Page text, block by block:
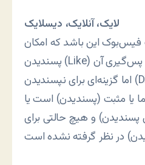
لایک، آنلایک، دیسلایک
این باشد که امکان
پسندیدن (Like) یا باز پس‌گیری آن (Unlike) وجود دارد
اما گزینه‌ای برای نپسندیدن (Dislike) موجود نیست. به
یا مثبت (پسندیدن) است یا
و هیچ حالتی برای